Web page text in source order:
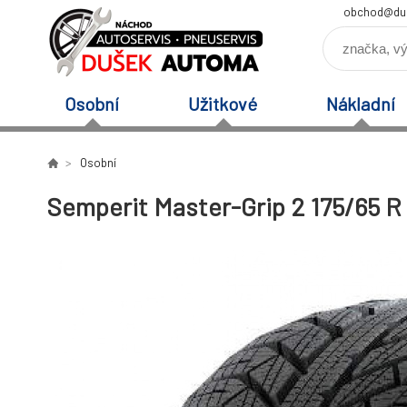
Osobní Užitkové Nákladní
Osobní
Semperit Master-Grip 2 175/65 R